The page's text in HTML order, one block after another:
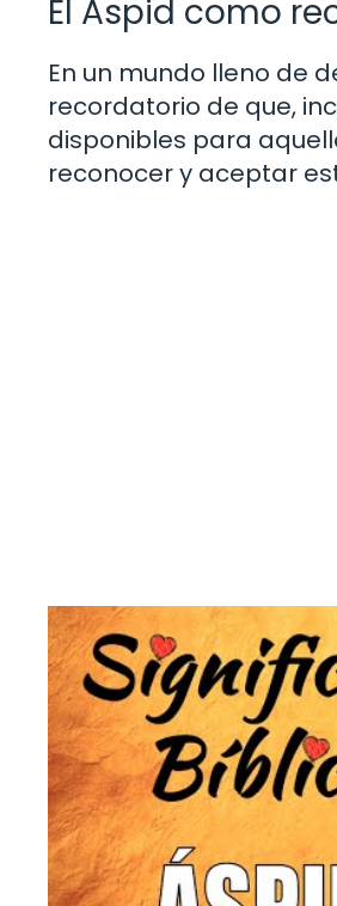
El Aspid como
En un mundo lleno de
recordatorio de que,
disponibles para
reconocer y aceptar